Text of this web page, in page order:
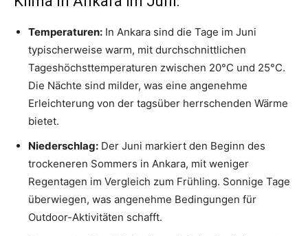
Temperaturen: In Ankara sind die Tage im Juni
typischerweise warm, mit durchschnittlichen
Tageshöchsttemperaturen zwischen 20°C und 25°C.
Die Nächte sind milder, was eine angenehme
Erleichterung von der tagsüber herrschenden Wärme
bietet.
Niederschlag: Der Juni markiert den Beginn des
trockeneren Sommers in Ankara, mit weniger
Regentagen im Vergleich zum Frühling. Sonnige Tage
überwiegen, was angenehme Bedingungen für
Outdoor-Aktivitäten schafft.